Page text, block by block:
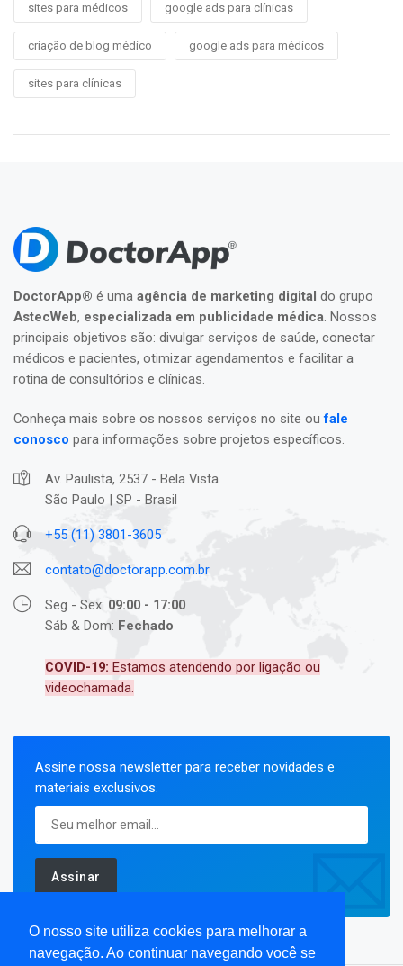
O nosso site utiliza cookies para melhorar a
navegação. Ao continuar navegando você se
sites para médicos google ads para clínicas
criação de blog médico google ads para médicos
sites para clínicas
DoctorApp® é uma agência de marketing digital do grupo
AstecWeb, especializada em publicidade médica. Nossos
principais objetivos são: divulgar serviços de saúde, conectar
médicos e pacientes, otimizar agendamentos e facilitar a
rotina de consultórios e clínicas.
Conheça mais sobre os nossos serviços no site oufale
conosco para informações sobre projetos específicos.
Av. Paulista, 2537 - Bela Vista
São Paulo | SP - Brasil
+55 (11) 3801-3605
contato@doctorapp.com.br
Seg - Sex: 09:00 - 17:00
Sáb & Dom: Fechado
COVID-19: Estamos atendendo por ligação ou
videochamada.
Assine nossa newsletter para receber novidades e
materiais exclusivos.
Assinar